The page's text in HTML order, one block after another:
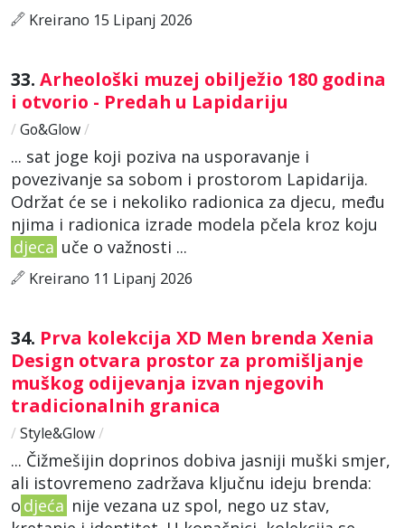
Kreirano 15 Lipanj 2026
33. Arheološki muzej obilježio 180 godina
i otvorio - Predah u Lapidariju
/ Go&Glow/
... sat joge koji poziva na usporavanje i
povezivanje sa sobom i prostorom Lapidarija.
Održat će se i nekoliko radionica za djecu, među
njima i radionica izrade modela pčela kroz koju
djeca uče o važnosti ...
Kreirano 11 Lipanj 2026
34. Prva kolekcija XD Men brenda Xenia
Design otvara prostor za promišljanje
muškog odijevanja izvan njegovih
tradicionalnih granica
/ Style&Glow/
... Čižmešijin doprinos dobiva jasniji muški smjer,
ali istovremeno zadržava ključnu ideju brenda:
o djeća nije vezana uz spol, nego uz stav,